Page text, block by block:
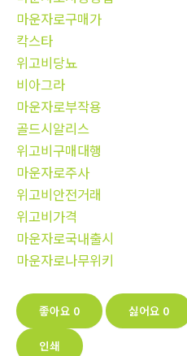
마운자로구매가
칵스타
위고비당뇨
비아그라
마운자로부작용
골드시알리스
위고비구매대행
마운자로주사
위고비안전거래
위고비가격
마운자로국내출시
마운자로나무위키
좋아요 0 싫어요 0
인쇄